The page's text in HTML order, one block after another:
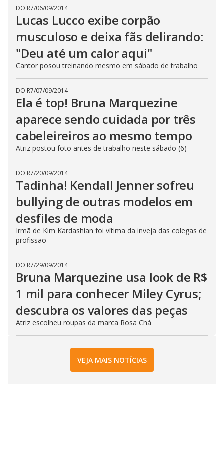
DO R7/06/09/2014
Lucas Lucco exibe corpão
musculoso e deixa fãs delirando:
"Deu até um calor aqui"
Cantor posou treinando mesmo em sábado de trabalho
DO R7/07/09/2014
Ela é top! Bruna Marquezine
aparece sendo cuidada por três
cabeleireiros ao mesmo tempo
Atriz postou foto antes de trabalho neste sábado (6)
DO R7/20/09/2014
Tadinha! Kendall Jenner sofreu
bullying de outras modelos em
desfiles de moda
Irmã de Kim Kardashian foi vítima da inveja das colegas de
profissão
DO R7/29/09/2014
Bruna Marquezine usa look de R$
1 mil para conhecer Miley Cyrus;
descubra os valores das peças
Atriz escolheu roupas da marca Rosa Chá
VEJA MAIS NOTÍCIAS